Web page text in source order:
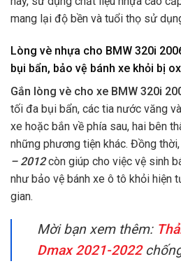
mang lại độ bền và tuổi thọ sử
Lòng vè nhựa cho BMW 320i
bụi bẩn, bảo vệ bánh xe khỏi bị
Gắn lòng vè cho xe BMW 320i
tối đa bụi bẩn, các tia nước văng
xe hoặc bắn về phía sau, hai bên
những phương tiện khác. Đồng thời,
– 2012còn giúp cho việc vệ sinh
như bảo vệ bánh xe ô tô khỏi hiện
gian.
Mời bạn xem thêm:
Dmax 2021-2022